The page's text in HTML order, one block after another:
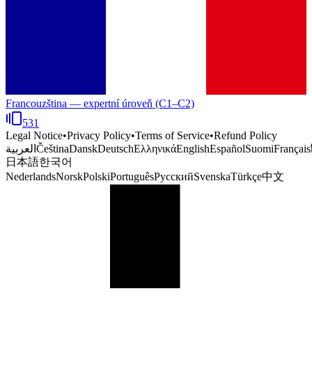
Francouzština — expertní úroveň (C1–C2)
531
Legal Notice•Privacy Policy•Terms of Service•Refund Policy
العربية ČeštinaDanskDeutschΕλληνικάEnglishEspañolSuomiFrançais
日本語한국어
NederlandsNorskPolskiPortuguêsРусскийSvenskaTürkçe中文